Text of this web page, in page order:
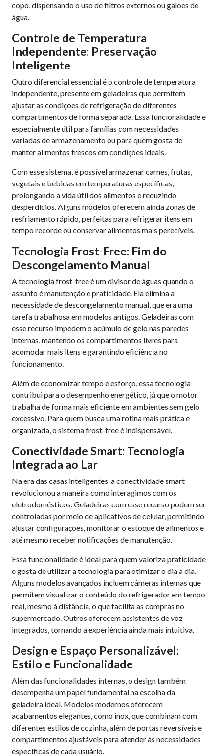
copo, dispensando o uso de filtros externos ou galões de
água.
Controle de Temperatura
Independente: Preservação
Inteligente
Outro diferencial essencial é o controle de temperatura
independente, presente em geladeiras que permitem
ajustar as condições de refrigeração de diferentes
compartimentos de forma separada. Essa funcionalidade é
especialmente útil para famílias com necessidades
variadas de armazenamento ou para quem gosta de
manter alimentos frescos em condições ideais.
Com esse sistema, é possível armazenar carnes, frutas,
vegetais e bebidas em temperaturas específicas,
prolongando a vida útil dos alimentos e reduzindo
desperdícios. Alguns modelos oferecem ainda zonas de
resfriamento rápido, perfeitas para refrigerar itens em
tempo recorde ou conservar alimentos mais perecíveis.
Tecnologia Frost-Free: Fim do
Descongelamento Manual
A tecnologia frost-free é um divisor de águas quando o
assunto é manutenção e praticidade. Ela elimina a
necessidade de descongelamento manual, que era uma
tarefa trabalhosa em modelos antigos. Geladeiras com
esse recurso impedem o acúmulo de gelo nas paredes
internas, mantendo os compartimentos livres para
acomodar mais itens e garantindo eficiência no
funcionamento.
Além de economizar tempo e esforço, essa tecnologia
contribui para o desempenho energético, já que o motor
trabalha de forma mais eficiente em ambientes sem gelo
excessivo. Para quem busca uma rotina mais prática e
organizada, o sistema frost-free é indispensável.
Conectividade Smart: Tecnologia
Integrada ao Lar
Na era das casas inteligentes, a conectividade smart
revolucionou a maneira como interagimos com os
eletrodomésticos. Geladeiras com esse recurso podem ser
controladas por meio de aplicativos de celular, permitindo
ajustar configurações, monitorar o estoque de alimentos e
até mesmo receber notificações de manutenção.
Essa funcionalidade é ideal para quem valoriza praticidade
e gosta de utilizar a tecnologia para otimizar o dia a dia.
Alguns modelos avançados incluem câmeras internas que
permitem visualizar o conteúdo do refrigerador em tempo
real, mesmo à distância, o que facilita as compras no
supermercado. Outros oferecem assistentes de voz
integrados, tornando a experiência ainda mais intuitiva.
Design e Espaço Personalizável:
Estilo e Funcionalidade
Além das funcionalidades internas, o design também
desempenha um papel fundamental na escolha da
geladeira ideal. Modelos modernos oferecem
acabamentos elegantes, como inox, que combinam com
diferentes estilos de cozinha, além de portas reversíveis e
compartimentos ajustáveis para atender às necessidades
específicas de cada usuário.